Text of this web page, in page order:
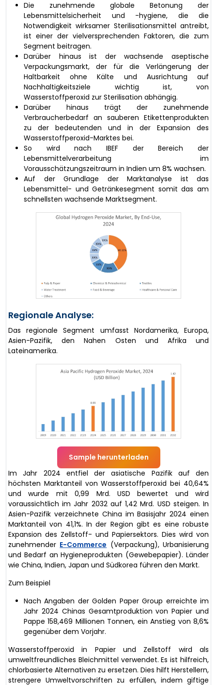
Die zunehmende globale Betonung der
Lebensmittelsicherheit und -hygiene, die die
Notwendigkeit wirksamer Sterilisationsmittel antreibt,
ist einer der vielversprechenden Faktoren, die zum
Segment beitragen.
Darüber hinaus ist der wachsende aseptische
Verpackungsmarkt, der für die Verlängerung der
Haltbarkeit ohne Kälte und Ausrichtung auf
Nachhaltigkeitsziele wichtig ist, von
Wasserstoffperoxid zur Sterilisation abhängig.
Darüber hinaus trägt der zunehmende
Verbraucherbedarf an sauberen Etikettenprodukten
zu der bedeutenden und in der Expansion des
Wasserstoffperoxid-Marktes bei.
So wird nach IBEF der Bereich der
Lebensmittelverarbeitung im
Vorausschätzungszeitraum in Indien um 8% wachsen.
Auf der Grundlage der Marktanalyse ist das
Lebensmittel- und Getränkesegment somit das am
schnellsten wachsende Marktsegment.
Regionale Analyse:
Das regionale Segment umfasst Nordamerika, Europa,
Asien-Pazifik, den Nahen Osten und Afrika und
Lateinamerika.
Sample herunterladen
Im Jahr 2024 entfiel der asiatische Pazifik auf den
höchsten Marktanteil von Wasserstoffperoxid bei 40,64%
und wurde mit 0,99 Mrd. USD bewertet und wird
voraussichtlich im Jahr 2032 auf 1,42 Mrd. USD steigen. In
Asien-Pazifik verzeichnete China im Basisjahr 2024 einen
Marktanteil von 41,1%. In der Region gibt es eine robuste
Expansion des Zellstoff- und Papiersektors. Dies wird von
zunehmender E-Commerce (Verpackung), Urbanisierung
und Bedarf an Hygieneprodukten (Gewebepapier). Länder
wie China, Indien, Japan und Südkorea führen den Markt.
Zum Beispiel
Nach Angaben der Golden Paper Group erreichte im
Jahr 2024 Chinas Gesamtproduktion von Papier und
Pappe 158,469 Millionen Tonnen, ein Anstieg von 8,6%
gegenüber dem Vorjahr.
Wasserstoffperoxid in Papier und Zellstoff wird als
umweltfreundliches Bleichmittel verwendet. Es ist hilfreich,
chlorbasierte Alternativen zu ersetzen. Dies hilft Herstellern,
strengere Umweltvorschriften zu erfüllen, indem giftige